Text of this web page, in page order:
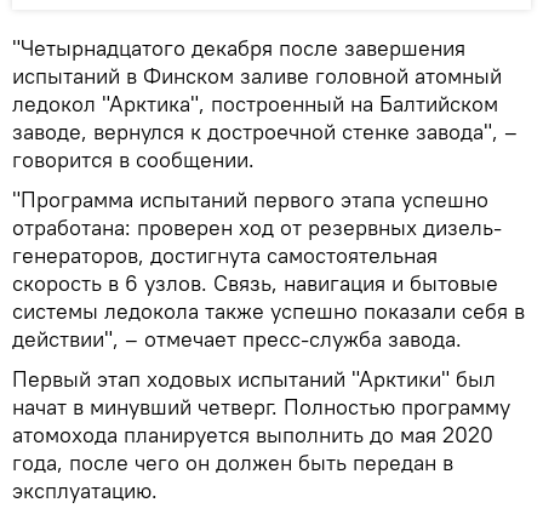
"Четырнадцатого декабря после завершения
испытаний в Финском заливе головной атомный
ледокол "Арктика", построенный на Балтийском
заводе, вернулся к достроечной стенке завода", –
говорится в сообщении.
"Программа испытаний первого этапа успешно
отработана: проверен ход от резервных дизель-
генераторов, достигнута самостоятельная
скорость в 6 узлов. Связь, навигация и бытовые
системы ледокола также успешно показали себя в
действии", – отмечает пресс-служба завода.
Первый этап ходовых испытаний "Арктики" был
начат в минувший четверг. Полностью программу
атомохода планируется выполнить до мая 2020
года, после чего он должен быть передан в
эксплуатацию.